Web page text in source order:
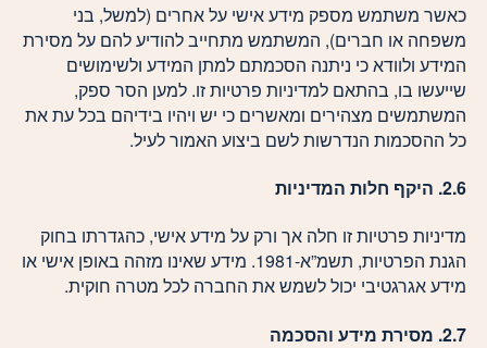
כאשר משתמש מספק מידע אישי על אחרים (למשל, בני
משפחה או חברים), המשתמש מתחייב להודיע להם על מסירת
המידע ולוודא כי ניתנה הסכמתם למתן המידע ולשימושים
שייעשו בו, בהתאם למדיניות פרטיות זו. למען הסר ספק,
המשתמשים מצהירים ומאשרים כי יש ויהיו בידיהם בכל עת את
כל ההסכמות הנדרשות לשם ביצוע האמור לעיל.
2.6. היקף חלות המדיניות
מדיניות פרטיות זו חלה אך ורק על מידע אישי, כהגדרתו בחוק
הגנת הפרטיות, תשמ”א-1981. מידע שאינו מזהה באופן אישי או
מידע אגרגטיבי יכול לשמש את החברה לכל מטרה חוקית.
2.7. מסירת מידע והסכמה